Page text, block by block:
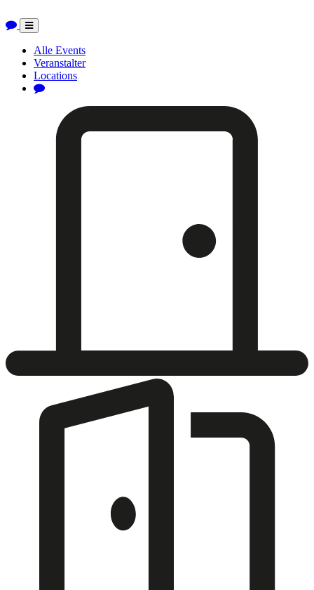
Toggle
navigation
Alle Events
Veranstalter
Locations